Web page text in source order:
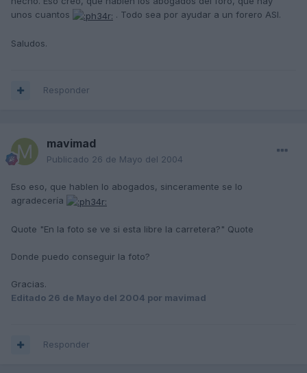
unos cuantos
. Todo sea por ayudar a un forero ASI.
Saludos.
Responder
mavimad
Publicado 26 de Mayo del 2004
Eso eso, que hablen lo abogados, sinceramente se lo
agradecería
Quote "En la foto se ve si esta libre la carretera?" Quote
Donde puedo conseguir la foto?
Gracias.
Editado 26 de Mayo del 2004 por mavimad
Responder